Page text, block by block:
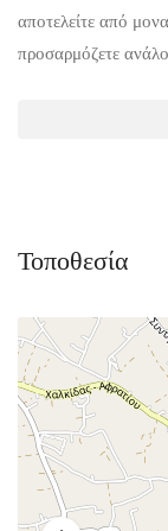
αποτελείτε από
προσαρμόζετε
Τοποθεσία